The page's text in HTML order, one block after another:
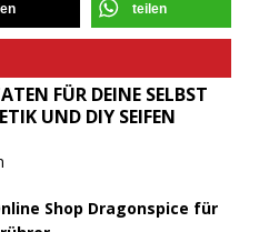
teilen
FÜR DEINE SELBST
UND DIY SEIFEN
Shop Dragonspice für